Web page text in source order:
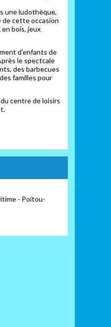
une ludothèque,
de cette occasion
bois, jeux
d'enfants de
le spectcale
des barbecues
familles pour
centre de loisirs
- Poitou-